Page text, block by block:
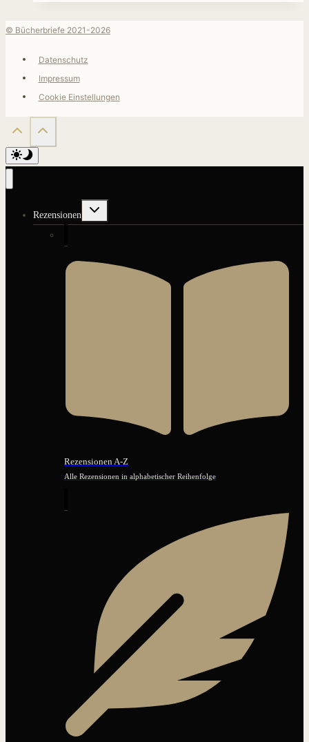
© Bücherbriefe 2021-2026
Datenschutz
Impressum
Cookie Einstellungen
Rezensionen
Untermenü
Rezensionen A-Z
Alle Rezensionen in alphabetischer Reihenfolge